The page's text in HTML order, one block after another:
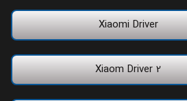
Xiaomi Driver
Xiaom Driver 2